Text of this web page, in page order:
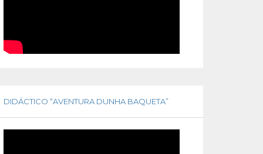
DIDÁCTICO “AVENTURA DUNHA BAQUETA”